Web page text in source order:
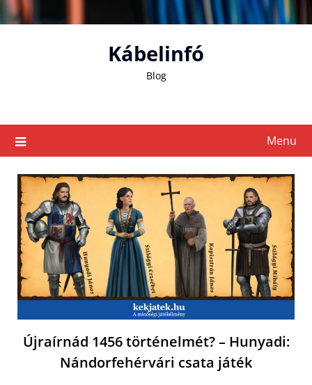
Skip
to
Kábelinfó
Blog
Menu
Újraírnád 1456 történelmét? – Hunyadi:
Nándorfehérvári csata játék